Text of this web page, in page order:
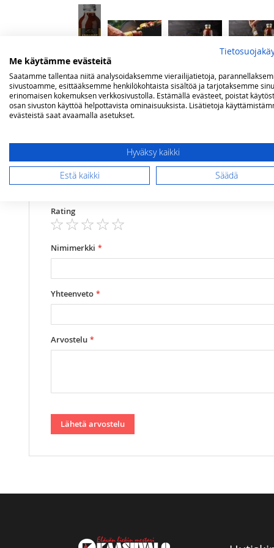
Arvostelut
Olet arvostelemassa:
Traeger Aprikoosi maustekastike (440 ml)
Rating
star
stars
stars
stars
stars
Nimimerkki
Yhteenveto
Arvostelu
Lähetä arvostelu
Me käytämme evästeitä
Saatamme tallentaa niitä analysoidaksemme vierailijatietoja,
sivustoamme, esittääksemme henkilökohtaista sisältöä ja tarjotaksemme
erinomaisen kokemuksen verkkosivustolla. Estämällä evästeet, poistat
osan sivuston käyttöä helpottavista ominaisuuksista. Lisätietoja
evästeistä saat avaamalla asetukset.
Hyväksy kaikki
Estä kaikki Säädä